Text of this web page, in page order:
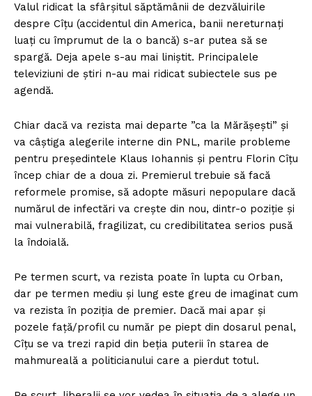
Valul ridicat la sfârșitul săptămânii de dezvăluirile
despre Cîțu (accidentul din America, banii nereturnați
luați cu împrumut de la o bancă) s-ar putea să se
spargă. Deja apele s-au mai liniștit. Principalele
televiziuni de știri n-au mai ridicat subiectele sus pe
agendă.
Chiar dacă va rezista mai departe ”ca la Mărășești” și
va câștiga alegerile interne din PNL, marile probleme
pentru președintele Klaus Iohannis și pentru Florin Cîțu
încep chiar de a doua zi. Premierul trebuie să facă
reformele promise, să adopte măsuri nepopulare dacă
numărul de infectări va crește din nou, dintr-o poziție și
mai vulnerabilă, fragilizat, cu credibilitatea serios pusă
la îndoială.
Pe termen scurt, va rezista poate în lupta cu Orban,
dar pe termen mediu și lung este greu de imaginat cum
va rezista în poziția de premier. Dacă mai apar și
pozele față/profil cu număr pe piept din dosarul penal,
Cîțu se va trezi rapid din beția puterii în starea de
mahmureală a politicianului care a pierdut totul.